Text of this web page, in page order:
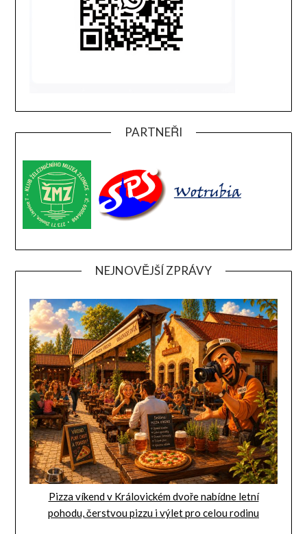
PARTNEŘI
NEJNOVĚJŠÍ ZPRÁVY
Pizza víkend v Královickém dvoře nabídne letní
pohodu, čerstvou pizzu i výlet pro celou rodinu